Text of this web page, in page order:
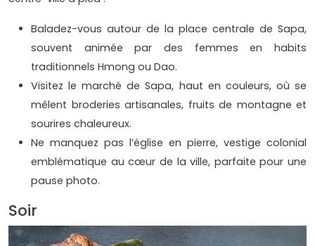
Baladez-vous autour de la place centrale de Sapa,
souvent animée par des femmes en habits
traditionnels Hmong ou Dao.
Visitez le marché de Sapa, haut en couleurs, où se
mêlent broderies artisanales, fruits de montagne et
sourires chaleureux.
Ne manquez pas l’église en pierre, vestige colonial
emblématique au cœur de la ville, parfaite pour une
pause photo.
Soir